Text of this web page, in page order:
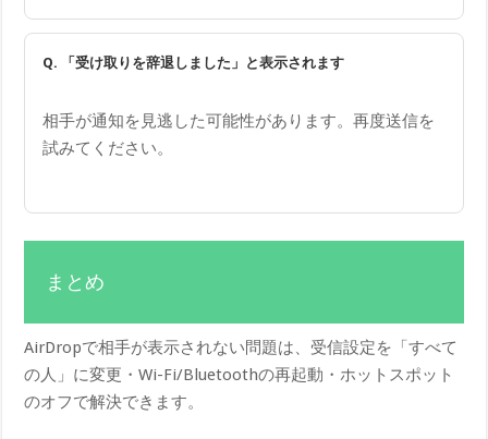
Q. 「受け取りを辞退しました」と表示されます
相手が通知を見逃した可能性があります。再度送信を
試みてください。
まとめ
AirDropで相手が表示されない問題は、受信設定を「すべて
の人」に変更・Wi-Fi/Bluetoothの再起動・ホットスポット
のオフで解決できます。